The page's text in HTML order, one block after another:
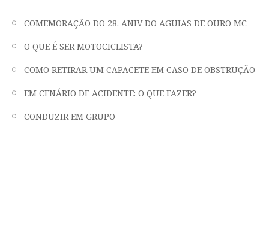
COMEMORAÇÃO DO 28. ANIV DO AGUIAS DE OURO MC
O QUE É SER MOTOCICLISTA?
COMO RETIRAR UM CAPACETE EM CASO DE OBSTRUÇÃO
EM CENÁRIO DE ACIDENTE: O QUE FAZER?
CONDUZIR EM GRUPO